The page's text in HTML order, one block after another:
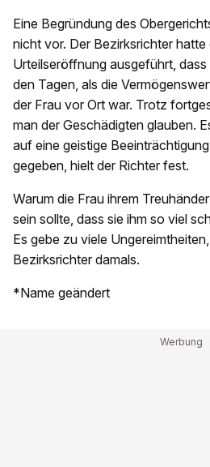
Eine Begründung des
nicht vor. Der Bezirksrichter hatte
Urteilseröffnung ausgeführt,
den Tagen, als die
der Frau vor Ort war. Trotz
man der Geschädigten glauben.
auf eine geistige
gegeben, hielt der Richter fest.
Warum die Frau ihrem
sein sollte, dass sie ihm so viel
Es gebe zu viele
Bezirksrichter damals.
*Name geändert